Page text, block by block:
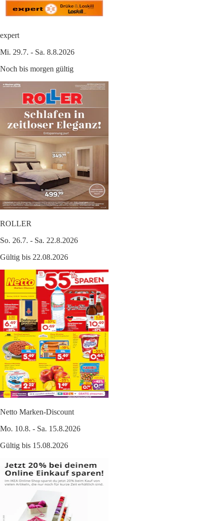
expert
Mi. 29.7. - Sa. 8.8.2026
Noch bis morgen gültig
ROLLER
So. 26.7. - Sa. 22.8.2026
Gültig bis 22.08.2026
Netto Marken-Discount
Mo. 10.8. - Sa. 15.8.2026
Gültig bis 15.08.2026